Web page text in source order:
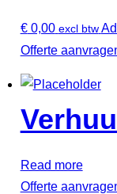
€0,00 excl btw
Offerte
Read more
Offerte